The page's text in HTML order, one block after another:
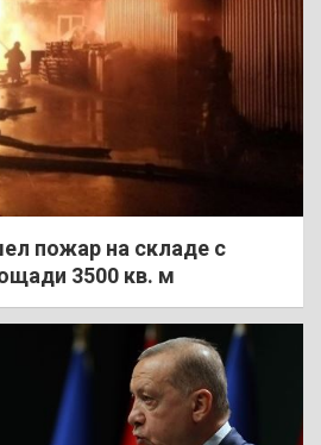
пожар на складе с
3500 кв. м